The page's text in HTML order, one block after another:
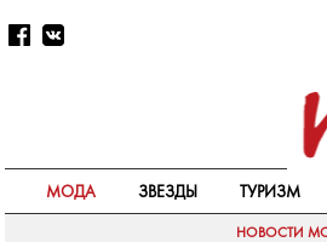
МОДА ЗВЕЗДЫ ТУРИЗМ
НОВОСТИ